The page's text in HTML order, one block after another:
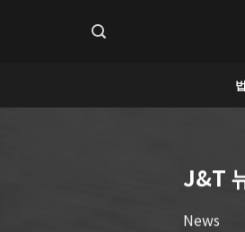
J&T
News